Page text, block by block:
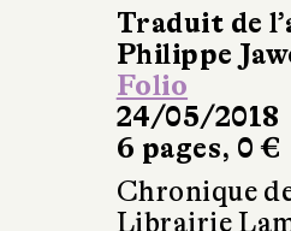
Traduit de
Philippe
Folio
24/05/2018
6 pages, 0 €
Chronique
Librairie